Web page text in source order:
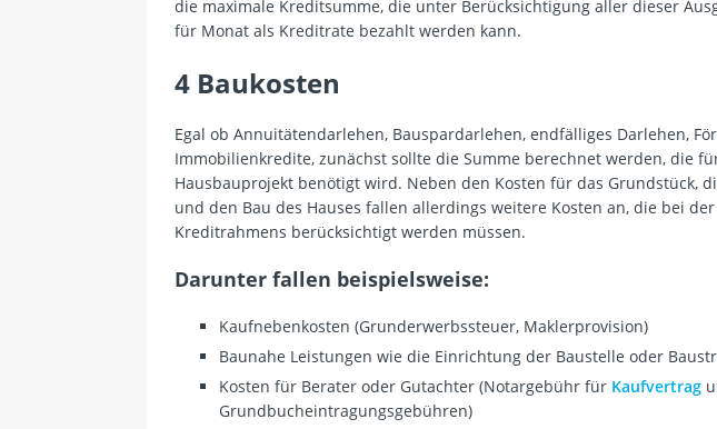
die maximale Kreditsumme, die unter Berücksichtigung aller dieser
für Monat als Kreditrate bezahlt werden kann.
4 Baukosten
Egal ob Annuitätendarlehen, Bauspardarlehen, endfälliges Darlehen,
Immobilienkredite, zunächst sollte die Summe berechnet werden, die
Hausbauprojekt benötigt wird. Neben den Kosten für das Grundstück,
und den Bau des Hauses fallen allerdings weitere Kosten an, die bei
Kreditrahmens berücksichtigt werden müssen.
Darunter fallen beispielsweise:
Kaufnebenkosten (Grunderwerbssteuer, Maklerprovision)
Baunahe Leistungen wie die Einrichtung der Baustelle oder
Kosten für Berater oder Gutachter (Notargebühr für Kaufvertrag
Grundbucheintragungsgebühren)